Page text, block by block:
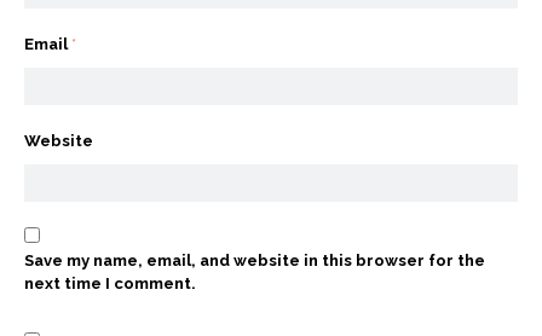
Email *
Website
Save my name, email, and website in this browser for the
next time I comment.